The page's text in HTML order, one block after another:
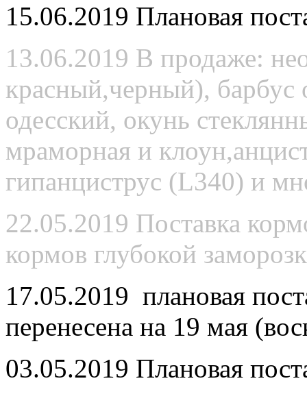
15.06.2019 Плановая
13.06.2019 В продаже:
красный,черный), барбус
одесский, окунь
мраморная и
гипанциструс (L340) и
22.05.2019 Поставка
кормов глубокой
17.05.2019 плановая
перенесена на 19 мая
03.05.2019 Плановая